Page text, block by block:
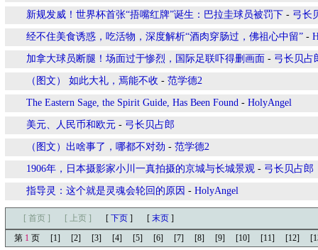
新规发威！世界杯首张“捂嘴红牌”诞生：巴拉圭球员被罚下 - 弓长
经不住美食诱惑，吃活物，深度解析“酒肉穿肠过，佛祖心中留” -
加拿大球员断腿！场面过于惨烈，国际足联吓得删画面 - 弓长贝占
（图文） 如此大礼，焉能不收 - 范学德2
The Eastern Sage, the Spirit Guide, Has Been Found - HolyAngel
美元、人民币和欧元 - 弓长贝占郎
（图文）出啥事了，哪都不对劲 - 范学德2
1906年，日本摄影家小川一真拍摄的京城与长城景观 - 弓长贝占郎
指导灵：这个就是灵魂会轮回的原因 - HolyAngel
[ 首页 ] [ 上页 ] [ 下页 ] [ 末页 ]
第 1 页 [1] [2] [3] [4] [5] [6] [7] [8] [9] [10] [11] [12]